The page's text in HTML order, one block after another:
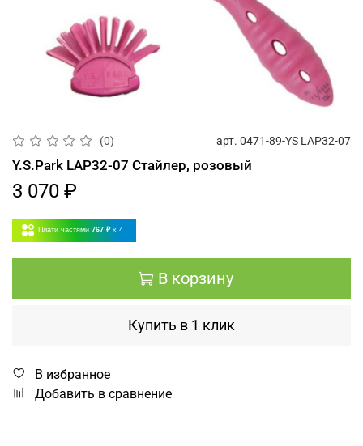
(0) арт. 0471-89-YS LAP32-07
Y.S.Park LAP32-07 Стайлер, розовый
3 070 ₽
Плати частями 767 ₽ x 4
В корзину
Купить в 1 клик
В избранное
Добавить в сравнение